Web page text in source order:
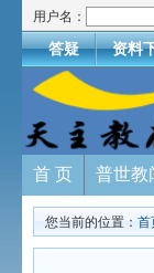
用户名：
答疑 资料
首 页 普世教
您当前的位置： 首